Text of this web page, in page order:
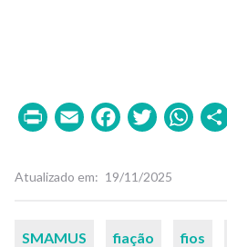
PrintEmail
Atualizado em 19/11/2025
Palavras-
SMAMUS fiação fios